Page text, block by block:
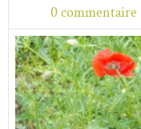
0 commentaire